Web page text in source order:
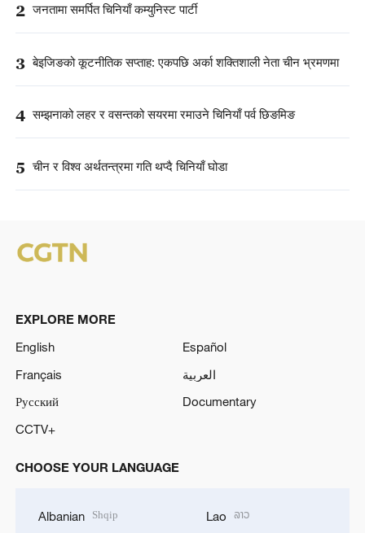
2 जनतामा समर्पित चिनियाँ कम्युनिस्ट पार्टी
3 बेइजिङको कूटनीतिक सप्ताह: एकपछि अर्का शक्तिशाली नेता चीन भ्रमणमा
4 सम्झनाको लहर र वसन्तको सयरमा रमाउने चिनियाँ पर्व छिङमिङ
5 चीन र विश्व अर्थतन्त्रमा गति थप्दै चिनियाँ घोडा
EXPLORE MORE
English
Español
Français
العربية
Русский
Documentary
CCTV+
CHOOSE YOUR LANGUAGE
Albanian Shqip Lao ລາວ